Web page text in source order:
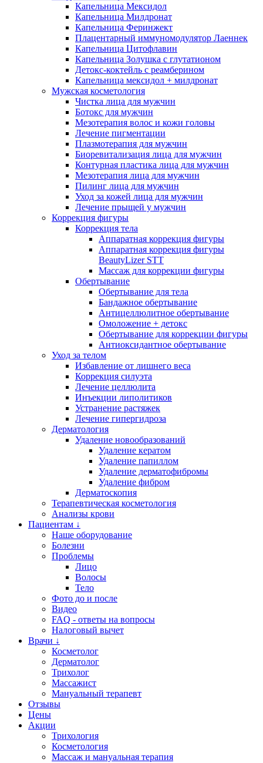
Капельница Мексидол
Капельница Милдронат
Капельница Феринжект
Плацентарный иммуномодулятор Лаеннек
Капельница Цитофлавин
Капельница Золушка с глутатионом
Детокс-коктейль с реамберином
Капельница мексидол + милдронат
Мужская косметология
Чистка лица для мужчин
Ботокс для мужчин
Мезотерапия волос и кожи головы
Лечение пигментации
Плазмотерапия для мужчин
Биоревитализация лица для мужчин
Контурная пластика лица для мужчин
Мезотерапия лица для мужчин
Пилинг лица для мужчин
Уход за кожей лица для мужчин
Лечение прыщей у мужчин
Коррекция фигуры
Коррекция тела
Аппаратная коррекция фигуры
Аппаратная коррекция фигуры
BeautyLizer STT
Массаж для коррекции фигуры
Обертывание
Обертывание для тела
Бандажное обертывание
Антицеллюлитное обертывание
Омоложение + детокс
Обертывание для коррекции фигуры
Антиоксидантное обертывание
Уход за телом
Избавление от лишнего веса
Коррекция силуэта
Лечение целлюлита
Инъекции липолитиков
Устранение растяжек
Лечение гипергидроза
Дерматология
Удаление новообразований
Удаление кератом
Удаление папиллом
Удаление дерматофибромы
Удаление фибром
Дерматоскопия
Терапевтическая косметология
Анализы крови
Пациентам ↓
Наше оборудование
Болезни
Проблемы
Лицо
Волосы
Тело
Фото до и после
Видео
FAQ - ответы на вопросы
Налоговый вычет
Врачи ↓
Косметолог
Дерматолог
Трихолог
Массажист
Мануальный терапевт
Отзывы
Цены
Акции
Трихология
Косметология
Массаж и мануальная терапия